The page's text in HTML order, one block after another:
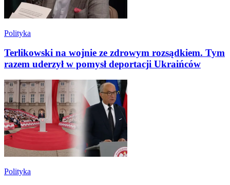
Polityka
Terlikowski na wojnie ze zdrowym rozsądkiem. Tym
razem uderzył w pomysł deportacji Ukraińców
Polityka